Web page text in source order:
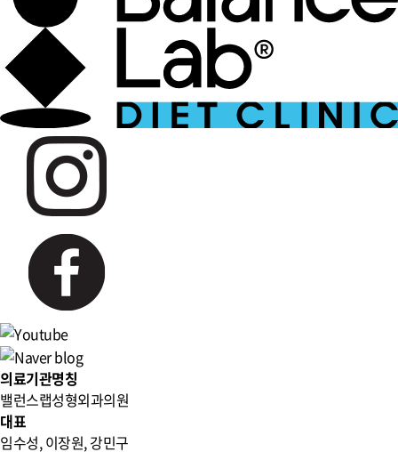
의료기관명칭
밸런스랩성형외과의원
대표
임수성, 이장원, 강민구